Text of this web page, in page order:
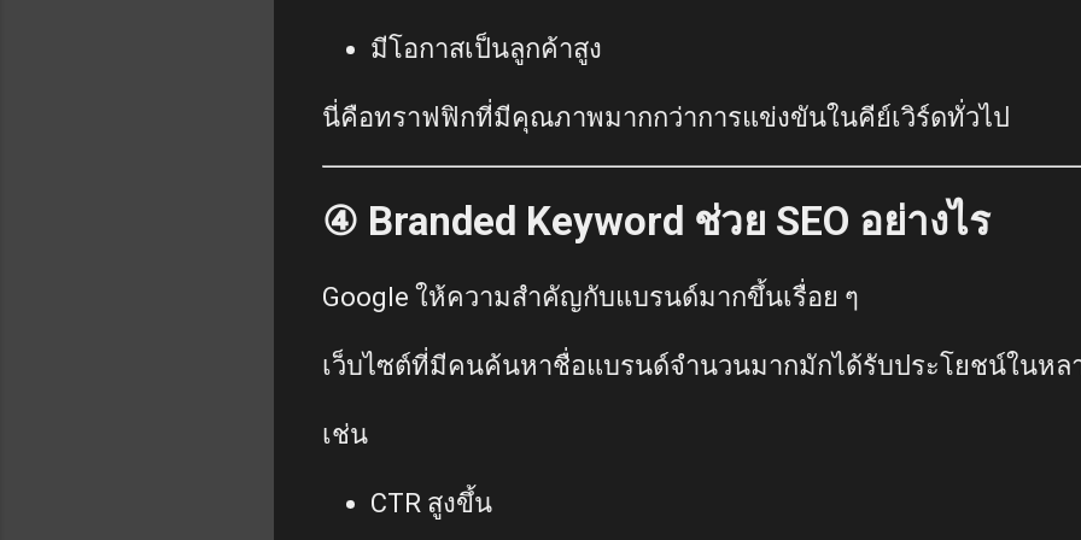
มีโอกาสเป็นลูกค้าสูง
นี่คือทราฟฟิกที่มีคุณภาพมากกว่าการแข่งขันในคีย์เวิร์ดทั่วไป
④ Branded Keyword ช่วย SEO อย่างไร
Google ให้ความสำคัญกับแบรนด์มากขึ้นเรื่อย ๆ
เว็บไซต์ที่มีคนค้นหาชื่อแบรนด์จำนวนมากมักได้รับประโยชน์ในหล
เช่น
CTR สูงขึ้น